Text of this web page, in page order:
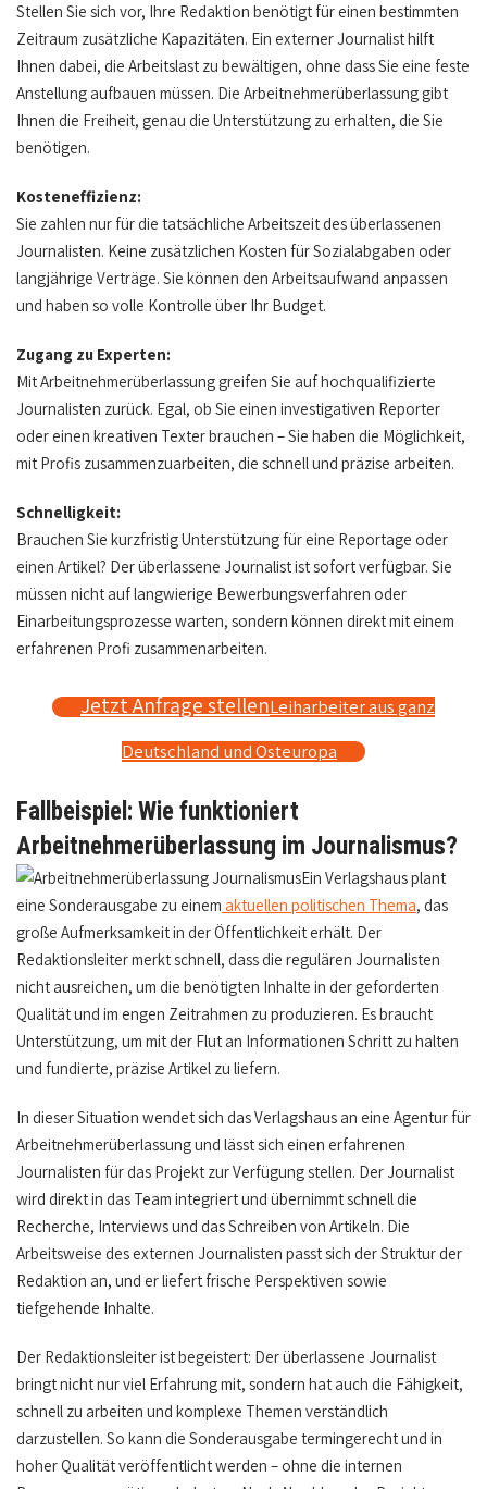
Stellen Sie sich vor, Ihre Redaktion benötigt für einen bestimmten
Zeitraum zusätzliche Kapazitäten. Ein externer Journalist hilft
Ihnen dabei, die Arbeitslast zu bewältigen, ohne dass Sie eine feste
Anstellung aufbauen müssen. Die Arbeitnehmerüberlassung gibt
Ihnen die Freiheit, genau die Unterstützung zu erhalten, die Sie
benötigen.
Kosteneffizienz:
Sie zahlen nur für die tatsächliche Arbeitszeit des überlassenen
Journalisten. Keine zusätzlichen Kosten für Sozialabgaben oder
langjährige Verträge. Sie können den Arbeitsaufwand anpassen
und haben so volle Kontrolle über Ihr Budget.
Zugang zu Experten:
Mit Arbeitnehmerüberlassung greifen Sie auf hochqualifizierte
Journalisten zurück. Egal, ob Sie einen investigativen Reporter
oder einen kreativen Texter brauchen – Sie haben die Möglichkeit,
mit Profis zusammenzuarbeiten, die schnell und präzise arbeiten.
Schnelligkeit:
Brauchen Sie kurzfristig Unterstützung für eine Reportage oder
einen Artikel? Der überlassene Journalist ist sofort verfügbar. Sie
müssen nicht auf langwierige Bewerbungsverfahren oder
Einarbeitungsprozesse warten, sondern können direkt mit einem
erfahrenen Profi zusammenarbeiten.
Jetzt Anfrage stellenLeiharbeiter aus ganz
Deutschland und Osteuropa
Fallbeispiel: Wie funktioniert
Arbeitnehmerüberlassung im Journalismus?
Ein Verlagshaus plant
eine Sonderausgabe zu einem aktuellen politischen Thema, das
große Aufmerksamkeit in der Öffentlichkeit erhält. Der
Redaktionsleiter merkt schnell, dass die regulären Journalisten
nicht ausreichen, um die benötigten Inhalte in der geforderten
Qualität und im engen Zeitrahmen zu produzieren. Es braucht
Unterstützung, um mit der Flut an Informationen Schritt zu halten
und fundierte, präzise Artikel zu liefern.
In dieser Situation wendet sich das Verlagshaus an eine Agentur für
Arbeitnehmerüberlassung und lässt sich einen erfahrenen
Journalisten für das Projekt zur Verfügung stellen. Der Journalist
wird direkt in das Team integriert und übernimmt schnell die
Recherche, Interviews und das Schreiben von Artikeln. Die
Arbeitsweise des externen Journalisten passt sich der Struktur der
Redaktion an, und er liefert frische Perspektiven sowie
tiefgehende Inhalte.
Der Redaktionsleiter ist begeistert: Der überlassene Journalist
bringt nicht nur viel Erfahrung mit, sondern hat auch die Fähigkeit,
schnell zu arbeiten und komplexe Themen verständlich
darzustellen. So kann die Sonderausgabe termingerecht und in
hoher Qualität veröffentlicht werden – ohne die internen